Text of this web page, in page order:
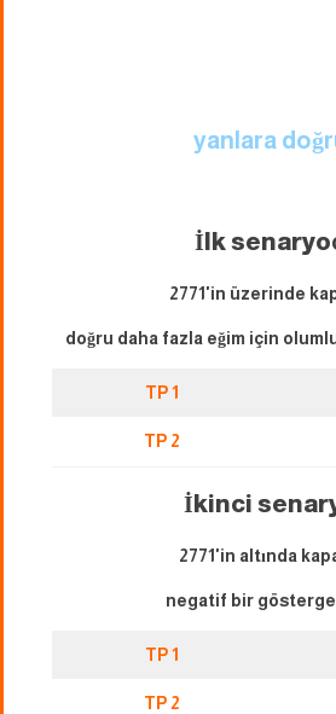
yanlara
İlk senaryo
2771'in üzerinde
doğru daha fazla eğim için
TP 1
TP 2
İkinci
2771'in altında
negatif bir
TP 1
TP 2